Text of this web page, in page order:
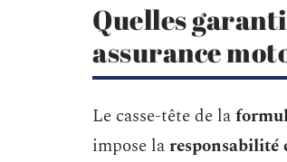
Quelles
assurance
Le casse-tête de la
impose laresponsabilité